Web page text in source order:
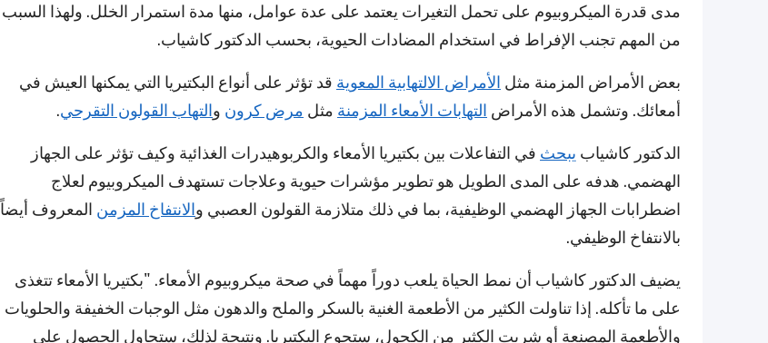
مدى قدرة الميكروبيوم على تحمل التغيرات يعتمد على عدة عوامل، منها مدة استمرار الخلل. ولهذا السبب
من المهم تجنب الإفراط في استخدام المضادات الحيوية، بحسب الدكتور كاشياب.
بعض الأمراض المزمنة مثل الأمراض الالتهابية المعوية قد تؤثر على أنواع البكتيريا التي يمكنها العيش في
أمعائك. وتشمل هذه الأمراض التهابات الأمعاء المزمنة مثل مرض كرون والتهاب القولون التقرحي.
الدكتور كاشياب يبحث في التفاعلات بين بكتيريا الأمعاء والكربوهيدرات الغذائية وكيف تؤثر على الجهاز
الهضمي. هدفه على المدى الطويل هو تطوير مؤشرات حيوية وعلاجات تستهدف الميكروبيوم لعلاج
اضطرابات الجهاز الهضمي الوظيفية، بما في ذلك متلازمة القولون العصبي والانتفاخ المزمن المعروف أيضاً
بالانتفاخ الوظيفي.
يضيف الدكتور كاشياب أن نمط الحياة يلعب دوراً مهماً في صحة ميكروبيوم الأمعاء. "بكتيريا الأمعاء تتغذى
على ما تأكله. إذا تناولت الكثير من الأطعمة الغنية بالسكر والملح والدهون مثل الوجبات الخفيفة والحلويات
والأطعمة المصنعة أو شربت الكثير من الكحول، ستجوع البكتيريا. ونتيجة لذلك، ستحاول الحصول على